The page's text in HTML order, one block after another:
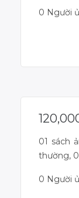
0 Người
01 sách
thường,
0 Người